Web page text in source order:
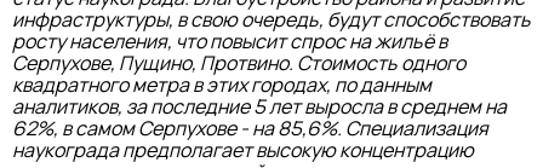
инфраструктуры, в свою очередь, будут способствовать
росту населения, что повысит спрос на жильё в
Серпухове, Пущино, Протвино. Стоимость одного
квадратного метра в этих городах, по данным
аналитиков, за последние 5 лет выросла в среднем на
62%, в самом Серпухове - на 85,6%. Специализация
наукограда предполагает высокую концентрацию